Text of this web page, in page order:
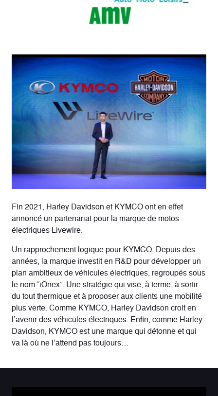
Fin 2021, Harley Davidson et KYMCO ont en effet
annoncé un partenariat pour la marque de motos
électriques Livewire.
Un rapprochement logique pour KYMCO. Depuis des
années, la marque investit en R&D pour développer un
plan ambitieux de véhicules électriques, regroupés sous
le nom “iOnex”. Une stratégie qui vise, à terme, à sortir
du tout thermique et à proposer aux clients une mobilité
plus verte. Comme KYMCO, Harley Davidson croit en
l’avenir des véhicules électriques. Enfin, comme Harley
Davidson, KYMCO est une marque qui détonne et qui
va là où ne l’attend pas toujours…